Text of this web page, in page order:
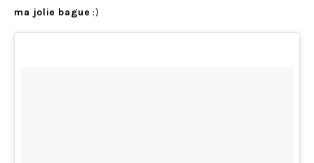
ma jolie bague :)